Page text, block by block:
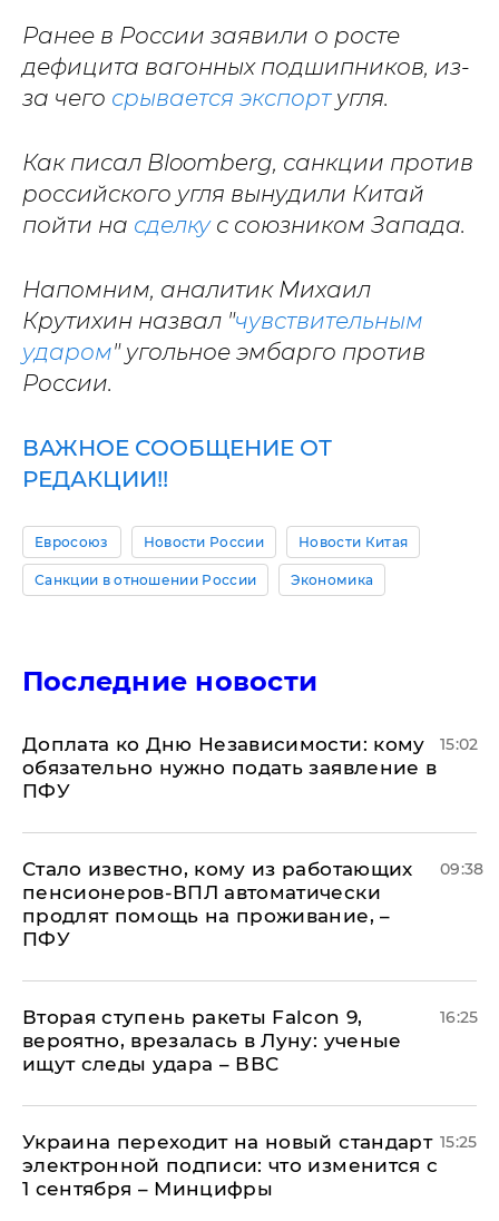
Ранее в России заявили о росте
дефицита вагонных подшипников, из-
за чего срывается экспортугля.
Как писал Bloomberg, санкции против
российского угля вынудили Китай
пойти на сделкус союзником Запада.
Напомним, аналитик Михаил
Крутихин назвал "чувствительным
ударом" угольное эмбарго против
России.
ВАЖНОЕ СООБЩЕНИЕ ОТ
РЕДАКЦИИ!!
Евросоюз Новости России Новости Китая
Санкции в отношении России Экономика
Последние новости
Доплата ко Дню Независимости: кому
обязательно нужно подать заявление в
ПФУ
15:02
Стало известно, кому из работающих
пенсионеров-ВПЛ автоматически
продлят помощь на проживание, –
ПФУ
09:38
Вторая ступень ракеты Falcon 9,
вероятно, врезалась в Луну: ученые
ищут следы удара – ВВС
16:25
Украина переходит на новый стандарт
электронной подписи: что изменится с
1 сентября – Минцифры
15:25